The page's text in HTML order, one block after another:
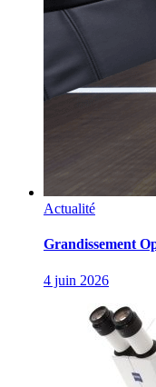
Actualité
Grandissement
4 juin 2026